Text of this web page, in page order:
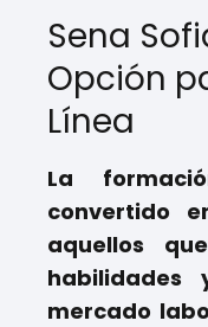
Sena
Opción
Línea
La
convertido
aquellos
habilidades
mercado